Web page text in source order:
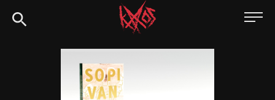
Siirry
suoraan
Kaaoszine